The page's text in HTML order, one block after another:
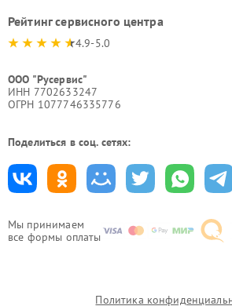
Мы принимаем
все формы оплаты
Рейтинг сервисного центра
4.9-5.0
ООО "Русервис"
ИНН 7702633247
ОГРН 1077746335776
Поделиться в соц. сетях:
Политика